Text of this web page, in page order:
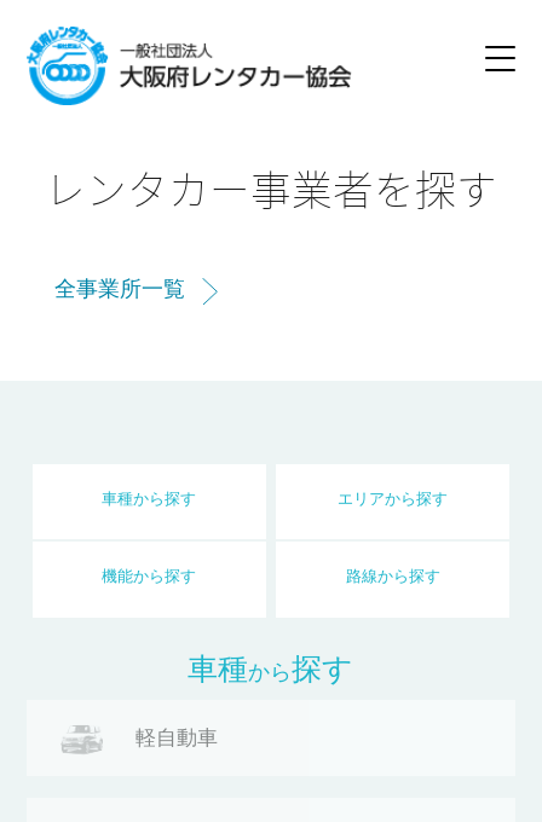
レンタカー事業者を探す
全事業所一覧
車種から探す エリアから探す
機能から探す 路線から探す
車種から探す
軽自動車